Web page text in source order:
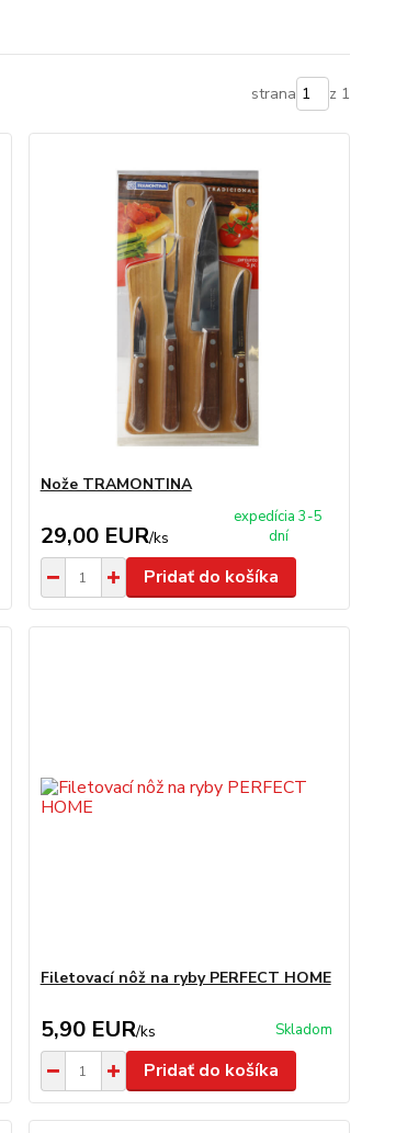
strana z 1
Nože TRAMONTINA
29,00 EUR/ks
expedícia 3-5
dní
Pridať do košíka
Filetovací nôž na ryby PERFECT HOME
5,90 EUR/ks Skladom
Pridať do košíka